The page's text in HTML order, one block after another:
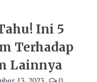
Ini 5
Terhadap
Lainnya